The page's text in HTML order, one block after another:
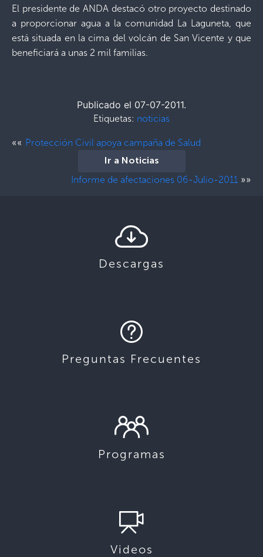
El presidente de ANDA destacó otro proyecto destinado
a proporcionar agua a la comunidad La Laguneta, que
está situada en la cima del volcán de San Vicente y que
beneficiará a unas 2 mil familias.
Publicado el 07-07-2011.
Etiquetas: noticias
«« Protección Civil apoya campaña de Salud
Ir a Noticias
Informe de afectaciones 06-Julio-2011 »»
Descargas
Preguntas Frecuentes
Programas
Videos